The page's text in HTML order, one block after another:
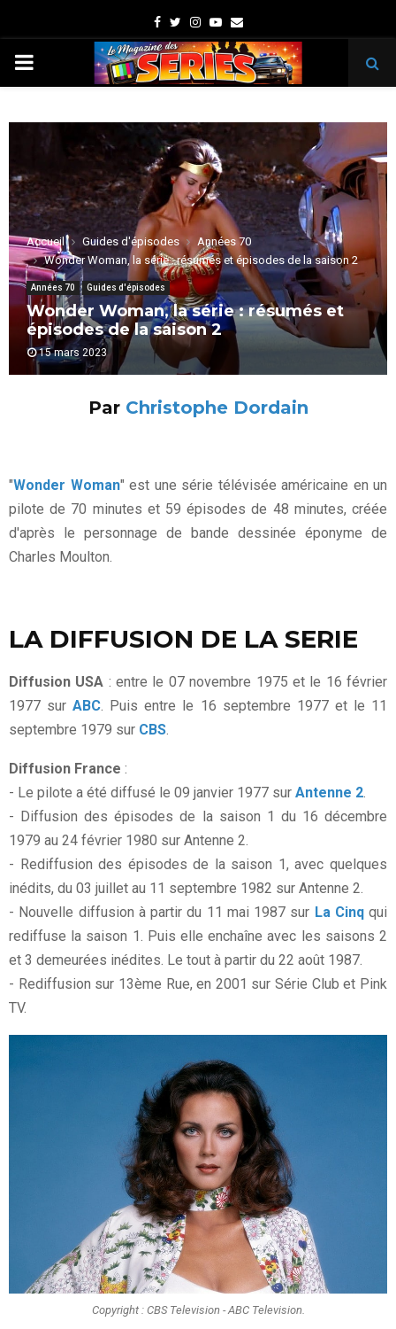
Facebook
TwitterInstagram
Youtube
Email
PRIMARY
Accueil Guides d'épisodes
Années 70
Wonder Woman, la série : résumés et épisodes de la saison 2
Années 70 Guides d'épisodes
Wonder Woman, la série : résumés et
épisodes de la saison 2
15 mars 2023
Par Christophe Dordain
"Wonder Woman" est une série télévisée américaine en un
pilote de 70 minutes et 59 épisodes de 48 minutes, créée
d'après le personnage de bande dessinée éponyme de
Charles Moulton.
LA DIFFUSION DE LA SERIE
Diffusion USA : entre le 07 novembre 1975 et le 16 février
1977 surABC . Puis entre le 16 septembre 1977 et le 11
septembre 1979 sur CBS
Diffusion France :
- Le pilote a été diffusé le 09 janvier 1977 sur Antenne 2
- Diffusion des épisodes de la saison 1 du 16 décembre
1979 au 24 février 1980 sur Antenne 2.
- Rediffusion des épisodes de la saison 1, avec quelques
inédits, du 03 juillet au 11 septembre 1982 sur Antenne 2.
- Nouvelle diffusion à partir du 11 mai 1987 sur La Cinqqui
rediffuse la saison 1. Puis elle enchaîne avec les saisons 2
et 3 demeurées inédites. Le tout à partir du 22 août 1987.
- Rediffusion sur 13ème Rue, en 2001 sur Série Club et Pink
TV.
Copyright : CBS Television - ABC Television.